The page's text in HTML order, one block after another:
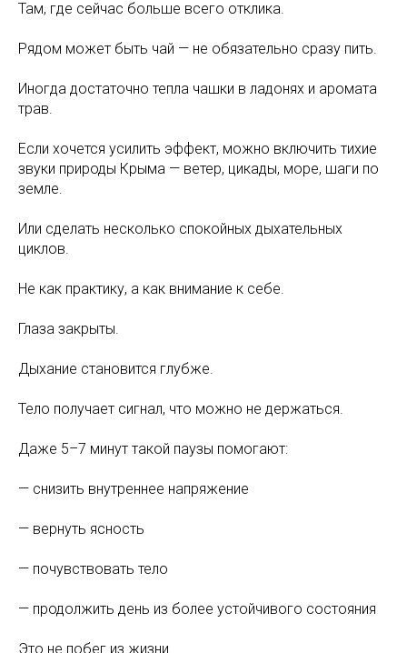
Там, где сейчас больше всего отклика.
Рядом может быть чай — не обязательно сразу пить.
Иногда достаточно тепла чашки в ладонях и аромата
трав.
Если хочется усилить эффект, можно включить тихие
звуки природы Крыма — ветер, цикады, море, шаги по
земле.
Или сделать несколько спокойных дыхательных
циклов.
Не как практику, а как внимание к себе.
Глаза закрыты.
Дыхание становится глубже.
Тело получает сигнал, что можно не держаться.
Даже 5–7 минут такой паузы помогают:
— снизить внутреннее напряжение
— вернуть ясность
— почувствовать тело
— продолжить день из более устойчивого состояния
Это не побег из жизни.